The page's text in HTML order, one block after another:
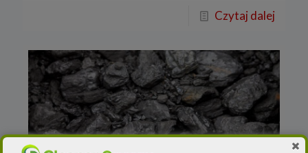
Czytaj dalej